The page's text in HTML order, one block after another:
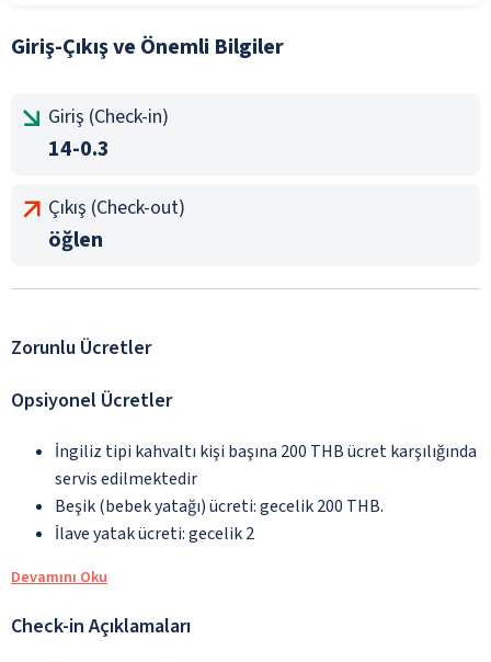
Giriş-Çıkış ve Önemli Bilgiler
Giriş (Check-in)
14-0.3
Çıkış (Check-out)
öğlen
Zorunlu Ücretler
Opsiyonel Ücretler
İngiliz tipi kahvaltı kişi başına 200 THB ücret karşılığında
servis edilmektedir
Beşik (bebek yatağı) ücreti: gecelik 200 THB.
İlave yatak ücreti: gecelik 2
Devamını Oku
Check-in Açıklamaları